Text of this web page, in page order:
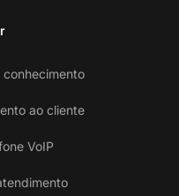
ao cliente
VoIP